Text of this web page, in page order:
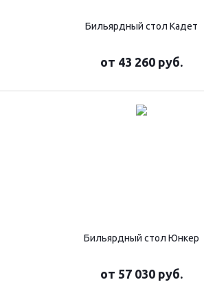
Бильярдный стол Кадет
от 43 260 руб.
Бильярдный стол Юнкер
от 57 030 руб.